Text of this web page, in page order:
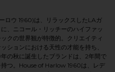
ロウ 1960)は、リラックスしたLAガ
、ニコール・リッチーのハイファッ
クの世界観が特徴的。クリエイティ
ションにおける天性の才能を持ち、
の秋に誕生したブランドは、2年間で
つ。House of Harlow 1960は、レデ